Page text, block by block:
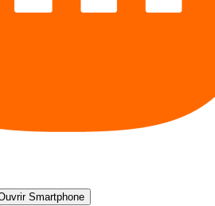
Smartphone